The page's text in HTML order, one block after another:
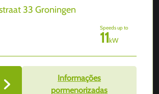
33 Groningen
Speeds up to
11kW
Informações
pormenorizadas